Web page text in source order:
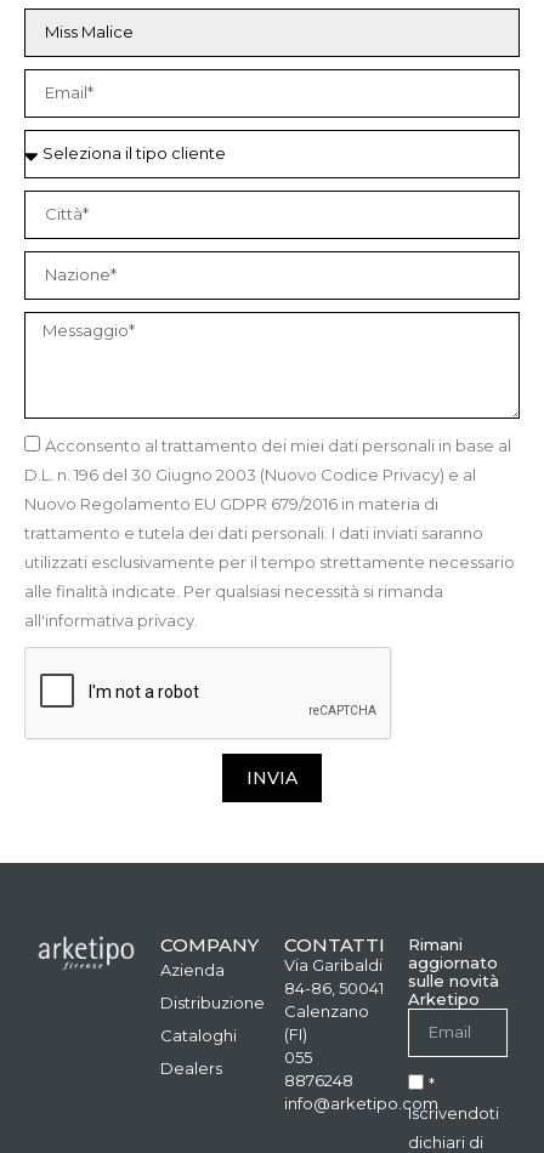
Acconsento al trattamento dei miei dati personali in base al
D.L. n. 196 del 30 Giugno 2003 (Nuovo Codice Privacy) e al
Nuovo Regolamento EU GDPR 679/2016 in materia di
trattamento e tutela dei dati personali. I dati inviati saranno
utilizzati esclusivamente per il tempo strettamente necessario
alle finalità indicate. Per qualsiasi necessità si rimanda
all'informativa privacy.
INVIA
COMPANY
Azienda
Distribuzione
Cataloghi
Dealers
CONTATTI
Via Garibaldi
84-86, 50041
Calenzano
(FI)
055
8876248
info@arketipo.com
Rimani
aggiornato
sulle novità
Arketipo
*
Iscrivendoti
dichiari di